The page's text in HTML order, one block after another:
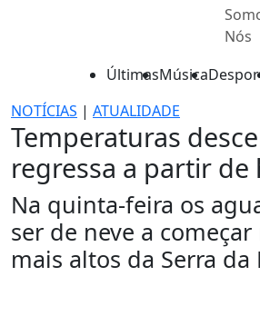
Nós
ÚltimasMúsica
NOTÍCIAS | ATUALIDADE
Temperaturas
regressa a partir de
Na quinta-feira os
ser de neve a
mais altos da Serra da